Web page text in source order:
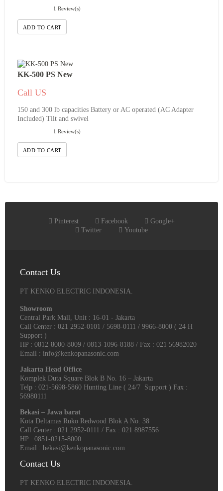
1 Review(s)
ADD TO CART
KK-500 PS New
Call US
150 and 300 lb capacities Battery or AC operated (AC Adapter
Included) Tilt and swivel
1 Review(s)
ADD TO CART
Pinterest Facebook
Google+
Twitter
Youtube
Contact Us
PT KENKO ELECTRIC INDONESIA.
Showroom
Central Park Mall, Unit : 16-01 - Jakarta
Call Center : 021 2952-0101 / 5698-0111 / 9966-8000 ( 24 H
Support )
HP : 0812-8000-8009 / 0813-1096-8188 / Fax : 021 56982020
Email : info@kenkopanasonic.com
Jakarta Head Office
Komplek Duta Square Blok B No. 16 – Jakarta
Telp : 021-5698-5860 Hunting Line ( 24/7 Support ) Fax :
56980111
Bekasi – Jawa barat
Kota Deltamas Ruko Redwood Blok A No. 38
Call Center : 021 2952-0111 / Fax : 021 8987556
HP : 0851-0215-8000
Email : bekasi@kenkopanasonic.com
Contact Us
PT KENKO ELECTRIC INDONESIA.